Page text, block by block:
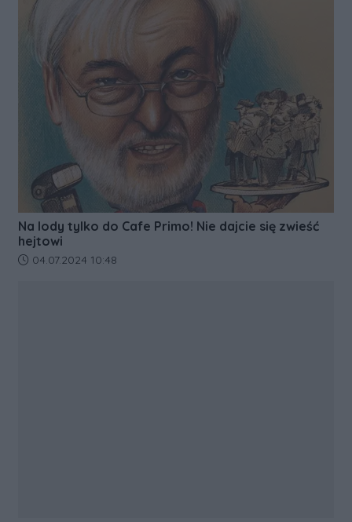
Na lody tylko do Cafe Primo! Nie dajcie się zwieść
hejtowi
Data dodania artykułu:
04.07.2024 10:48